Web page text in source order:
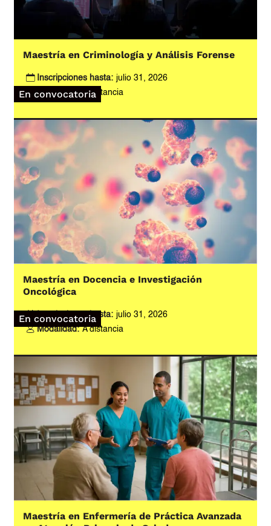
En convocatoria
Maestría en Criminología y Análisis Forense
Inscripciones hasta: julio 31, 2026
Modalidad: A distancia
En convocatoria
Maestría en Docencia e Investigación
Oncológica
Inscripciones hasta: julio 31, 2026
Modalidad: A distancia
Maestría en Enfermería de Práctica Avanzada